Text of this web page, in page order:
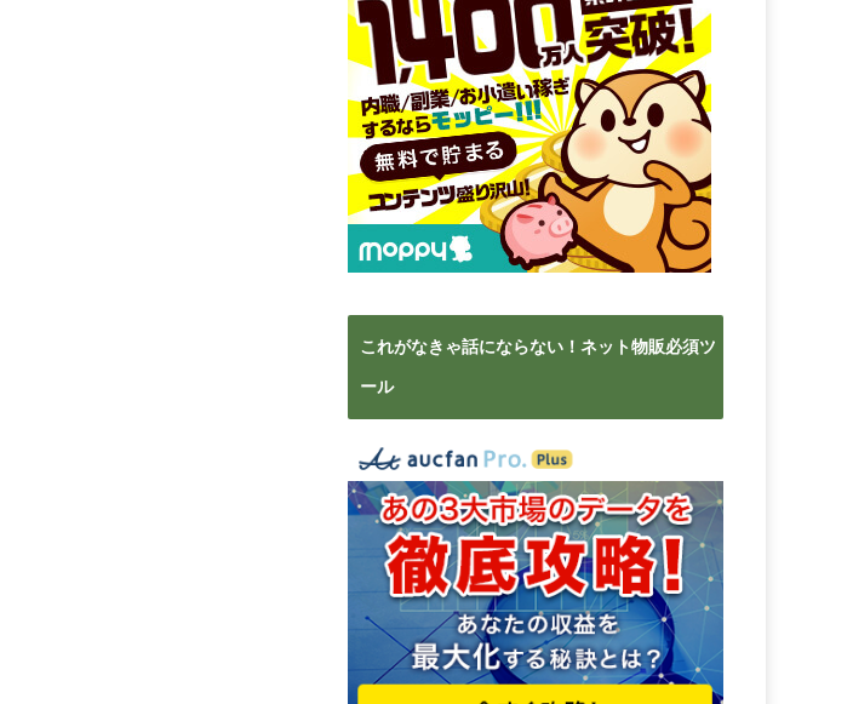
これがなきゃ話にならない！ネット物販必須ツ
ール